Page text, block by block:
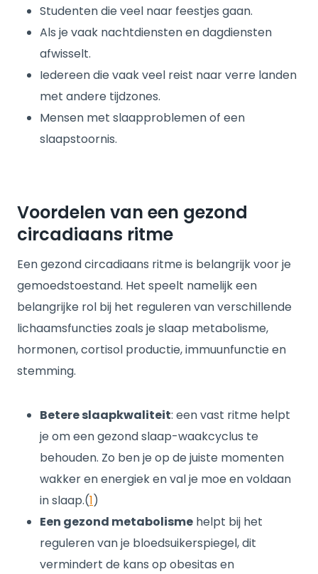
Studenten die veel naar feestjes gaan.
Als je vaak nachtdiensten en dagdiensten
afwisselt.
Iedereen die vaak veel reist naar verre landen
met andere tijdzones.
Mensen met slaapproblemen of een
slaapstoornis.
Voordelen van een gezond
circadiaans ritme
Een gezond circadiaans ritme is belangrijk voor je
gemoedstoestand. Het speelt namelijk een
belangrijke rol bij het reguleren van verschillende
lichaamsfuncties zoals je slaap metabolisme,
hormonen, cortisol productie, immuunfunctie en
stemming.
Betere slaapkwaliteit: een vast ritme helpt
je om een gezond slaap-waakcyclus te
behouden. Zo ben je op de juiste momenten
wakker en energiek en val je moe en voldaan
in slaap.(1)
Een gezond metabolisme helpt bij het
reguleren van je bloedsuikerspiegel, dit
vermindert de kans op obesitas en